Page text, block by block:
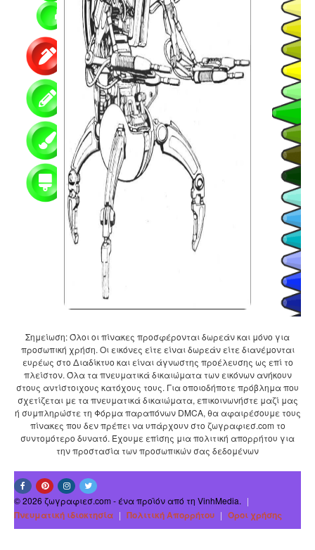
Σημείωση: Όλοι οι πίνακες προσφέρονται δωρεάν και μόνο για
προσωπική χρήση. Οι εικόνες είτε είναι δωρεάν είτε διανέμονται
ευρέως στο Διαδίκτυο και είναι άγνωστης προέλευσης ως επί το
πλείστον. Όλα τα πνευματικά δικαιώματα των εικόνων ανήκουν
στους αντίστοιχους κατόχους τους. Για οποιοδήποτε πρόβλημα που
σχετίζεται με τα πνευματικά δικαιώματα, επικοινωνήστε μαζί μας
ή συμπληρώστε τη Φόρμα παραπόνων DMCA, θα αφαιρέσουμε τους
πίνακες που δεν πρέπει να υπάρχουν στο ζωγραφιεσ.com το
συντομότερο δυνατό. Έχουμε επίσης μια πολιτική απορρήτου για
την προστασία των προσωπικών σας δεδομένων
© 2026 ζωγραφιεσ.com - ένα προϊόν από τη VinhMedia. |
Πνευματική ιδιοκτησία | Πολιτική Απορρήτου | Οροι χρήσης